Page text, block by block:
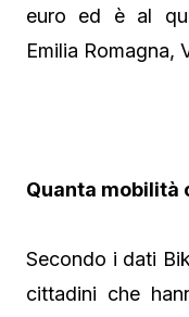
euro ed è al
Emilia Romagna,
Quanta mobilità
Secondo i dati
cittadini che